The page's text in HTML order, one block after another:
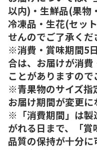
以内)・生鮮品(果物
冷凍品・生花(セッ
せんのでご了承くだ
※消費・賞味期間5
合は、お届けが消
ことがありますので
※青果物のサイズ指
お届け期間が変更に
※「消費期間」は製
がれる日まで、「
品質の保持が十分